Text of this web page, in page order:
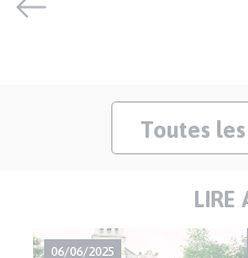
Toutes
LIRE
06/06/2025